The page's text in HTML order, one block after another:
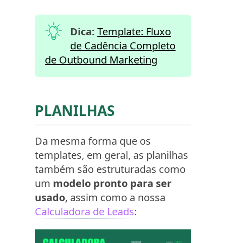
Dica: Template: Fluxo
de Cadência Completo
de Outbound Marketing
PLANILHAS
Da mesma forma que os
templates, em geral, as planilhas
também são estruturadas como
um modelo pronto para ser
usado, assim como a nossa
Calculadora de Leads: